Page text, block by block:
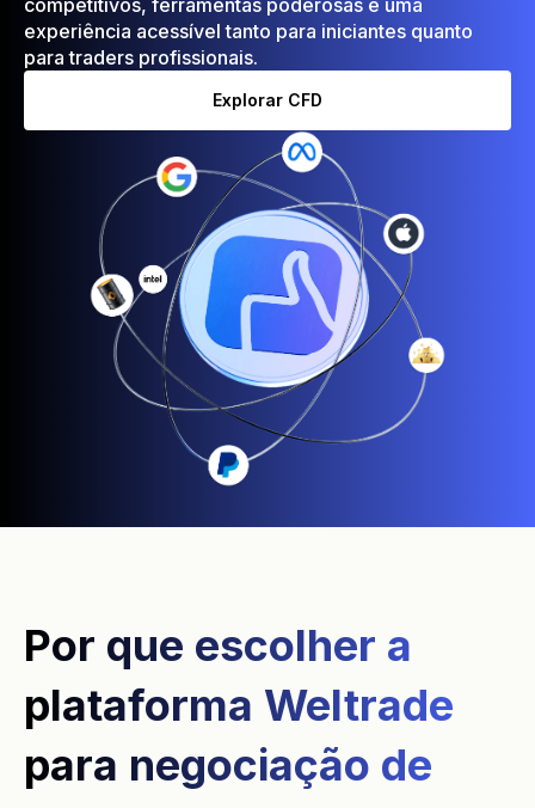
competitivos, ferramentas poderosas e uma
experiência acessível tanto para iniciantes quanto
para traders profissionais.
Explorar CFD
Por que escolher a
plataforma Weltrade
para negociação de